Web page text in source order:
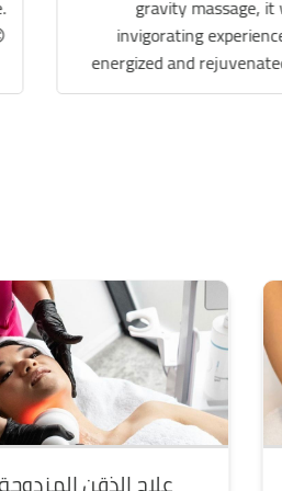
spotless. We really
Thank you